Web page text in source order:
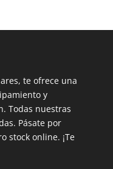
te ofrece una
y
Todas nuestras
Pásate por
stock online. ¡Te